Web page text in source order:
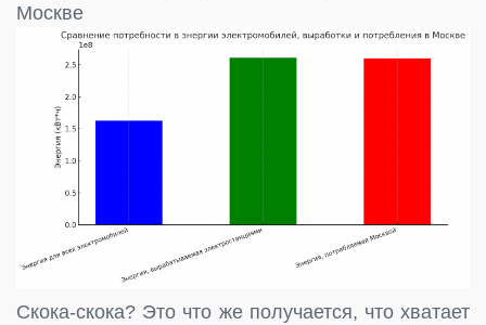
Москве
Скока-скока? Это что же получается, что хватает